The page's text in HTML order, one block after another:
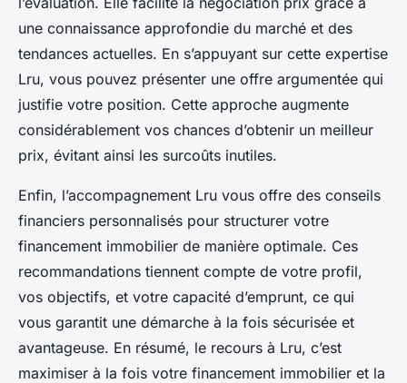
une connaissance approfondie du marché et des
tendances actuelles. En s’appuyant sur cette expertise
Lru, vous pouvez présenter une offre argumentée qui
justifie votre position. Cette approche augmente
considérablement vos chances d’obtenir un meilleur
prix, évitant ainsi les surcoûts inutiles.
Enfin, l’accompagnement Lru vous offre des conseils
financiers personnalisés pour structurer votre
financement immobilier de manière optimale. Ces
recommandations tiennent compte de votre profil,
vos objectifs, et votre capacité d’emprunt, ce qui
vous garantit une démarche à la fois sécurisée et
avantageuse. En résumé, le recours à Lru, c’est
maximiser à la fois votre financement immobilier et la